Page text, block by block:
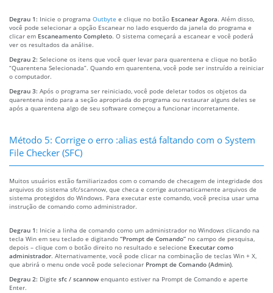
Degrau 1: Inicie o programa Outbyte e clique no botão Escanear Agora. Além disso,
você pode selecionar a opção Escanear no lado esquerdo da janela do programa e
clicar em Escaneamento Completo. O sistema começará a escanear e você poderá
ver os resultados da análise.
Degrau 2: Selecione os itens que você quer levar para quarentena e clique no botão
“Quarentena Selecionada”. Quando em quarentena, você pode ser instruído a reiniciar
o computador.
Degrau 3: Após o programa ser reiniciado, você pode deletar todos os objetos da
quarentena indo para a seção apropriada do programa ou restaurar alguns deles se
após a quarentena algo de seu software começou a funcionar incorretamente.
Método 5: Corrige o erro :alias está faltando com o System
File Checker (SFC)
Muitos usuários estão familiarizados com o comando de checagem de integridade dos
arquivos do sistema sfc/scannow, que checa e corrige automaticamente arquivos de
sistema protegidos do Windows. Para executar este comando, você precisa usar uma
instrução de comando como administrador.
Degrau 1: Inicie a linha de comando como um administrador no Windows clicando na
tecla Win em seu teclado e digitando “Prompt de Comando” no campo de pesquisa,
depois – clique com o botão direito no resultado e selecione Executar como
administrador. Alternativamente, você pode clicar na combinação de teclas Win + X,
que abrirá o menu onde você pode selecionar Prompt de Comando (Admin).
Degrau 2: Digite sfc / scannow enquanto estiver na Prompt de Comando e aperte
Enter.